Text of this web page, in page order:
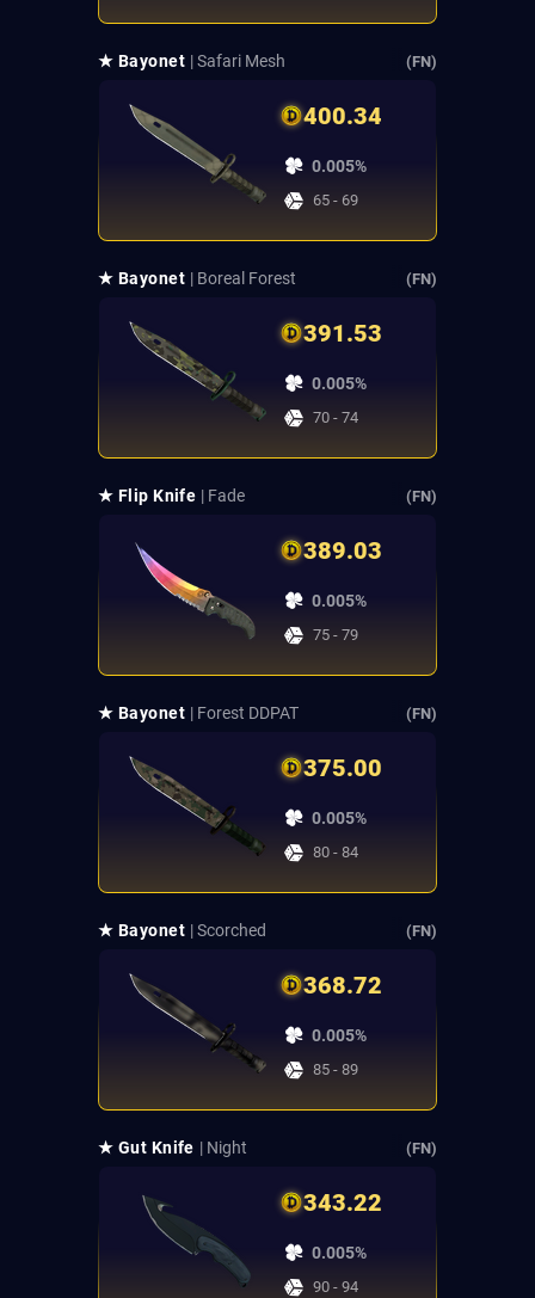
★ Bayonet | Safari Mesh (FN)
400.34
0.005%
65 - 69
★ Bayonet | Boreal Forest (FN)
391.53
0.005%
70 - 74
★ Flip Knife | Fade (FN)
389.03
0.005%
75 - 79
★ Bayonet | Forest DDPAT (FN)
375.00
0.005%
80 - 84
★ Bayonet | Scorched (FN)
368.72
0.005%
85 - 89
★ Gut Knife | Night (FN)
343.22
0.005%
90 - 94